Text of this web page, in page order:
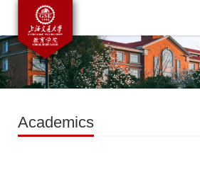
Academics